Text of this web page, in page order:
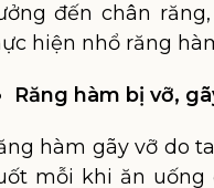
đến chân
hiện nhổ răng
Răng hàm bị vỡ,
hàm gãy vỡ do
mỗi khi ăn uống